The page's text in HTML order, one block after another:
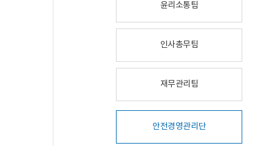
윤리소통팀
인사총무팀
재무관리팀
안전경영관리단